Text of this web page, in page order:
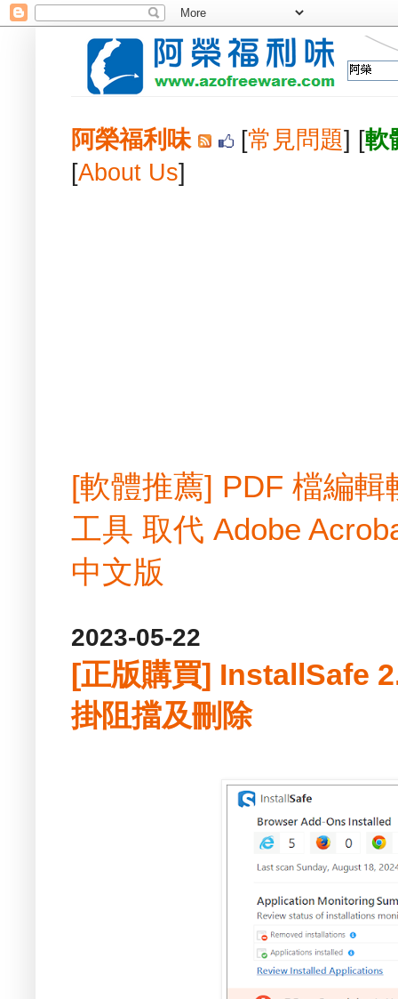
阿榮福利味 [常見問題] [軟
[About Us]
[軟體推薦] PDF 檔編
工具 取代 Adobe
中文版
2023-05-22
[正版購買] InstallSafe
掛阻擋及刪除